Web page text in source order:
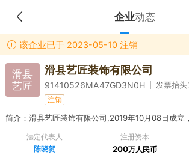
企业动态
该企业已于 2023-05-10 注销
滑县
艺匠
滑县艺匠装饰有限公司
91410526MA47GD3N0H 发票抬头
注销
法定代表人
陈晓贺
注册资本
200万人民币